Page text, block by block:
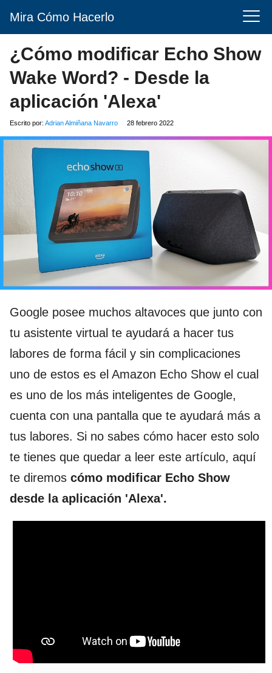
Mira Cómo Hacerlo
¿Cómo modificar Echo Show
Wake Word? - Desde la
aplicación 'Alexa'
Escrito por: Adrian Almiñana Navarro 28 febrero 2022
Google posee muchos altavoces que junto con
tu asistente virtual te ayudará a hacer tus
labores de forma fácil y sin complicaciones
uno de estos es el Amazon Echo Show el cual
es uno de los más inteligentes de Google,
cuenta con una pantalla que te ayudará más a
tus labores. Si no sabes cómo hacer esto solo
te tienes que quedar a leer este artículo, aquí
te diremos cómo modificar Echo Show
desde la aplicación 'Alexa'.